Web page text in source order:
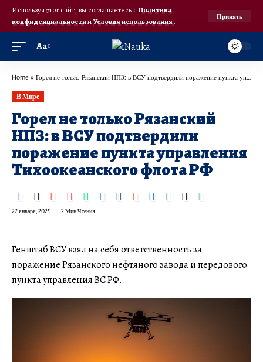
Используя этот сайт, вы соглашаетесь с Политика
конфиденциальностииУсловия использования.
Принять
Аа
Home » ​Горел не только Рязанский НПЗ: в ВСУ подтвердили поражение пункта управления Тихоокеанского флота РФ
В Мире
​Горел не только Рязанский
НПЗ: в ВСУ подтвердили
поражение пункта управления
Тихоокеанского флота РФ
27 января, 2025 2 Мин Чтения
Генштаб ВСУ взял на себя ответственность за
поражение Рязанского нефтяного завода и передового
пункта управления ВС РФ.